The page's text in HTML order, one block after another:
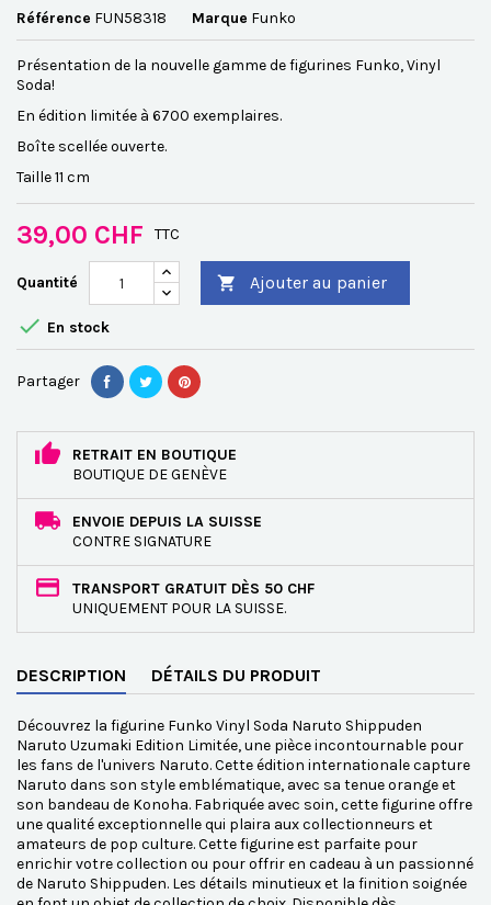
Référence FUN58318 Marque Funko
Présentation de la nouvelle gamme de figurines Funko, Vinyl
Soda!
En édition limitée à 6700 exemplaires.
Boîte scellée ouverte.
Taille 11 cm
39,00 CHF TTC
Quantité  Ajouter au panier
 En stock
Partager
RETRAIT EN BOUTIQUE
BOUTIQUE DE GENÈVE
ENVOIE DEPUIS LA SUISSE
CONTRE SIGNATURE
TRANSPORT GRATUIT DÈS 50 CHF
UNIQUEMENT POUR LA SUISSE.
DESCRIPTION DÉTAILS DU PRODUIT
Découvrez la figurine Funko Vinyl Soda Naruto Shippuden
Naruto Uzumaki Edition Limitée, une pièce incontournable pour
les fans de l'univers Naruto. Cette édition internationale capture
Naruto dans son style emblématique, avec sa tenue orange et
son bandeau de Konoha. Fabriquée avec soin, cette figurine offre
une qualité exceptionnelle qui plaira aux collectionneurs et
amateurs de pop culture. Cette figurine est parfaite pour
enrichir votre collection ou pour offrir en cadeau à un passionné
de Naruto Shippuden. Les détails minutieux et la finition soignée